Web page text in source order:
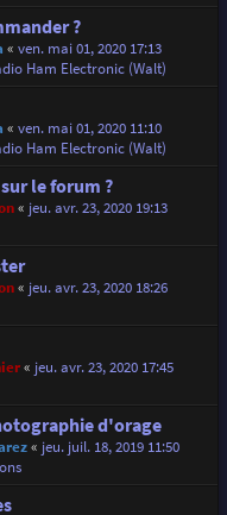
?
« ven. mai 01, 2020 17:13
Ham Electronic (Walt)
« ven. mai 01, 2020 11:10
Ham Electronic (Walt)
le forum ?
« jeu. avr. 23, 2020 19:13
« jeu. avr. 23, 2020 18:26
« jeu. avr. 23, 2020 17:45
d'orage
« jeu. juil. 18, 2019 11:50